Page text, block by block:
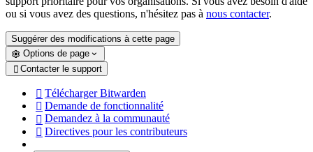
ou si vous avez des questions, n'hésitez pas à nous contacter.
Suggérer des modifications à cette page
Options de page
 Contacter le support
 Télécharger Bitwarden
 Demande de fonctionnalité
 Demandez à la communauté
 Directives pour les contributeurs